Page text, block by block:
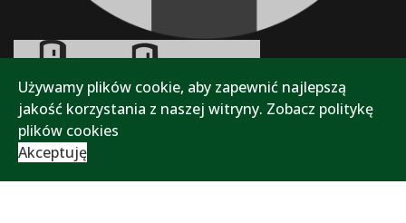
Używamy plików cookie, aby zapewnić najlepszą
jakość korzystania z naszej witryny. Zobacz politykę
plików cookies
Akceptuję